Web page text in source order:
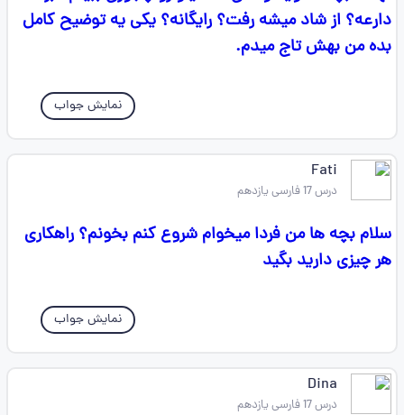
دارعه؟ از شاد میشه رفت؟ رایگانه؟ یکی یه توضیح کامل
بده من بهش تاج میدم.
نمایش جواب
Fati
درس 17 فارسی یازدهم
سلام بچه ها من فردا میخوام شروع کنم بخونم؟ راهکاری
هر چیزی دارید بگید
نمایش جواب
Dina
درس 17 فارسی یازدهم